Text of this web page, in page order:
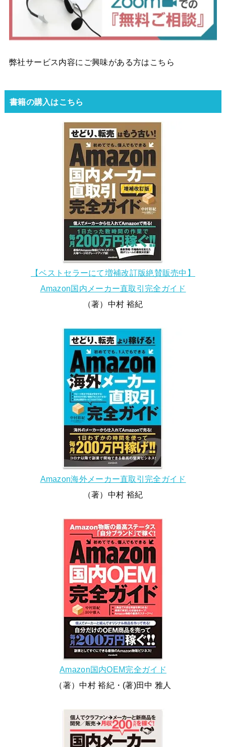
弊社サービス内容にご興味がある方はこちら
書籍の購入はこちら
【ベストセラーにて増補改訂版絶賛販売中】
Amazon国内メーカー直取引完全ガイド
（著）中村 裕紀
Amazon海外メーカー直取引完全ガイド
（著）中村 裕紀
Amazon国内OEM完全ガイド
（著）中村 裕紀・(著)田中 雅人